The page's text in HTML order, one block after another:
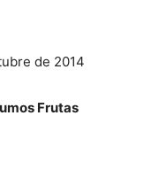
de 2014
Frutas